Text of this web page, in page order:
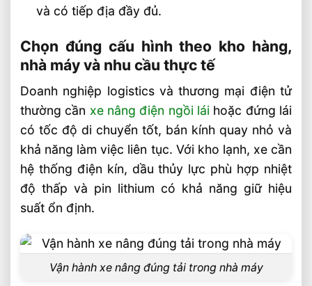
và có tiếp địa đầy đủ.
Chọn đúng cấu hình theo kho hàng,
nhà máy và nhu cầu thực tế
Doanh nghiệp logistics và thương mại điện tử
thường cần xe nâng điện ngồi lái hoặc đứng lái
có tốc độ di chuyển tốt, bán kính quay nhỏ và
khả năng làm việc liên tục. Với kho lạnh, xe cần
hệ thống điện kín, dầu thủy lực phù hợp nhiệt
độ thấp và pin lithium có khả năng giữ hiệu
suất ổn định.
Vận hành xe nâng đúng tải trong nhà máy